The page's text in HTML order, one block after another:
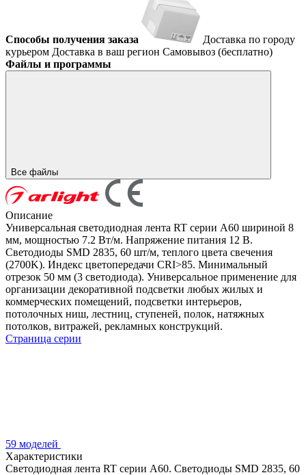
Способы получения заказа
Доставка по городу
курьером Доставка в ваш регион Самовывоз (бесплатно)
Файлы и программы
Все файлы
Описание
Универсальная светодиодная лента RT серии A60 шириной 8
мм, мощностью 7.2 Вт/м. Напряжение питания 12 В.
Светодиоды SMD 2835, 60 шт/м, теплого цвета свечения
(2700K). Индекс цветопередачи CRI>85. Минимальный
отрезок 50 мм (3 светодиода). Универсальное применение для
организации декоративной подсветки любых жилых и
коммерческих помещений, подсветки интерьеров,
потолочных ниш, лестниц, ступеней, полок, натяжных
потолков, витражей, рекламных конструкций.
Страница серии
59 моделей
Характеристики
Светодиодная лента RT серии A60. Светодиоды SMD 2835, 60